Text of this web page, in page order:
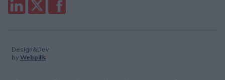
Design&Dev
by Webpills